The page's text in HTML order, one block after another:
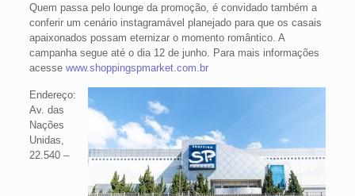
Quem passa pelo lounge da promoção, é convidado também a
conferir um cenário instagramável planejado para que os casais
apaixonados possam eternizar o momento romântico. A
campanha segue até o dia 12 de junho. Para mais informações
acesse www.shoppingspmarket.com.br
Endereço:
Av. das
Nações
Unidas,
22.540 –